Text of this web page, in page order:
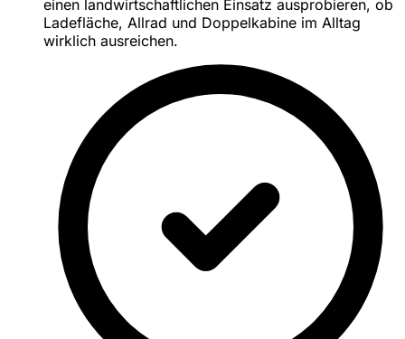
einen landwirtschaftlichen Einsatz ausprobieren, ob
Ladefläche, Allrad und Doppelkabine im Alltag
wirklich ausreichen.